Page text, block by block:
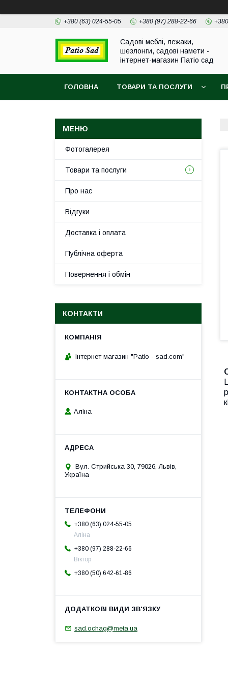
+380 (63) 024-55-05 +380 (97) 288-22-66
Садові меблі, лежаки,
шезлонги, садові намети -
інтернет-магазин Патіо сад
ГОЛОВНА ТОВАРИ ТА ПОСЛУГИ
Фотогалерея
Товари та послуги
Про нас
Відгуки
Доставка і оплата
Публічна оферта
Повернення і обмін
КОНТАКТИ
Інтернет магазин "Patio - sad.com"
Аліна
Вул. Стрийська 30, 79026, Львів,
Україна
+380 (63) 024-55-05
Аліна
+380 (97) 288-22-66
Віктор
+380 (50) 642-61-86
sad.ochag@meta.ua